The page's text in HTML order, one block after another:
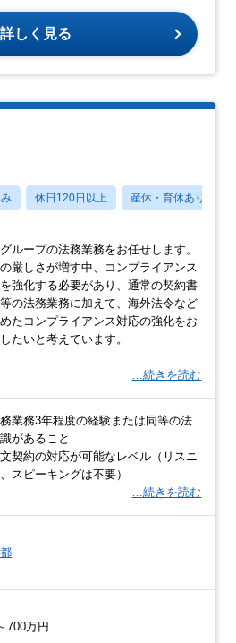
詳しく見る
休日120日以上 産休・育休あり
ループの法務業務をお任せします。
厳しさが増す中、コンプライアンス
強化する必要があり、通常の契約書
の法務業務に加えて、海外法令など
たコンプライアンス対応の強化をお
たいと考えています。
…続きを読む
務業務3年程度の経験または同等の法
があること
文契約の対応が可能なレベル（リスニ
スピーキングは不要）
…続きを読む
700万円